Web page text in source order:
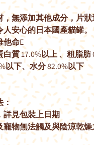
，無添加其他成分，片
安心的日本國產貓罐。
他命E
質 17.0%以上 、粗脂肪
以下、水分 82.0%以下
詳見包裝上日期
寵物無法觸及與陰涼乾